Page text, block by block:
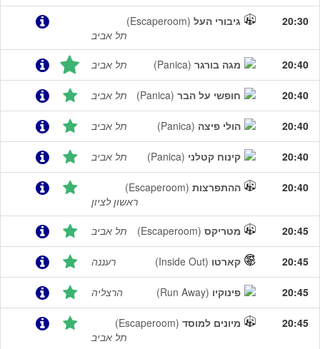
20:30 גיבורי העל (Escaperoom)
תל אביב
20:40 מגה בורגר (Panica) תל אביב
20:40 חופשי על הבר (Panica) תל אביב
20:40 הולי פיצה (Panica) תל אביב
20:40 קינוח קטלני (Panica) תל אביב
20:40 ההתפרצות (Escaperoom)
ראשון לציון
20:45 מטריקס (Escaperoom) תל אביב
20:45 קארטו (Inside Out) רעננה
20:45 פינוקיו (Run Away) הרצליה
20:45 מיונים למוסד (Escaperoom)
תל אביב